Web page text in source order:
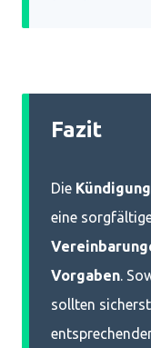
Fazit
Die
eine
Vorgaben.
sollten